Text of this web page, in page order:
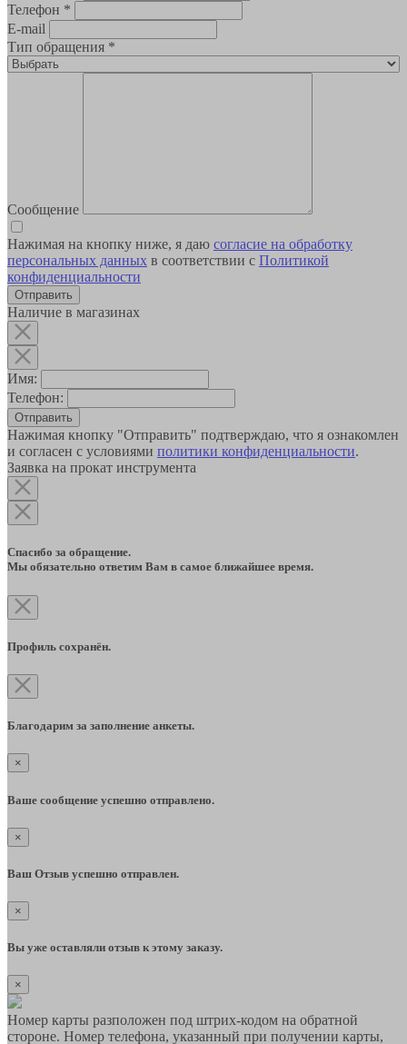
Телефон *
E-mail
Тип обращения *
Сообщение
Нажимая на кнопку ниже, я даю согласие на обработку
персональных данных в соответствии с Политикой
конфиденциальности
Наличие в магазинах
Имя:
Телефон:
Отправить
Нажимая кнопку "Отправить" подтверждаю, что я ознакомлен
и согласен с условиями политики конфиденциальности.
Заявка на прокат инструмента
Спасибо за обращение.
Мы обязательно ответим Вам в самое ближайшее время.
Профиль сохранён.
Благодарим за заполнение анкеты.
×
Ваше сообщение успешно отправлено.
×
Ваш Отзыв успешно отправлен.
×
Вы уже оставляли отзыв к этому заказу.
×
Номер карты разположен под штрих-кодом на обратной
стороне. Номер телефона, указанный при получении карты,